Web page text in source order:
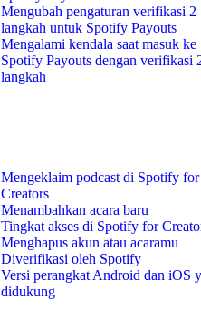
Mengubah pengaturan verifikasi 2
langkah untuk Spotify Payouts
Mengalami kendala saat masuk ke
Spotify Payouts dengan verifikasi
langkah
Mengeklaim podcast di Spotify for
Creators
Menambahkan acara baru
Tingkat akses di Spotify for
Menghapus akun atau acaramu
Diverifikasi oleh Spotify
Versi perangkat Android dan iOS
didukung